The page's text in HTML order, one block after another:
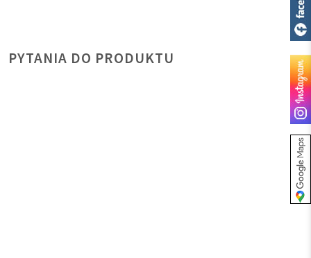
PYTANIA DO PRODUKTU